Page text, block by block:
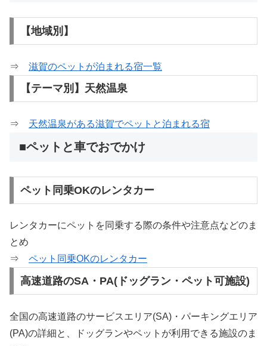
【地域別】
⇒ 滋賀のペットが泊まれる宿一覧
【テーマ別】天然温泉
⇒ 天然温泉がある滋賀でペットと泊まれる宿
■ペットと車でおでかけ
ペット同乗OKのレンタカー
レンタカーにペットを同乗する際の条件や注意点などのま
とめ
⇒ ペット同乗OKのレンタカー
高速道路のSA・PA(ドッグラン・ペット可施設)
全国の高速道路のサービスエリア(SA)・パーキングエリア
(PA)の詳細と、ドッグランやペットが利用できる施設のま